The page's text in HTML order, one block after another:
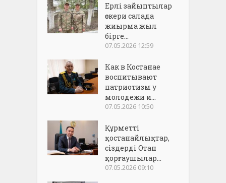
Ерлі зайыптылар
әскери салада
жиырма жыл
бірге...
07.05.2026 12:59
Как в Костанае
воспитывают
патриотизм у
молодежи и...
07.05.2026 10:50
Құрметті
қостанайлықтар,
сіздерді Отан
қорғаушылар...
07.05.2026 09:10